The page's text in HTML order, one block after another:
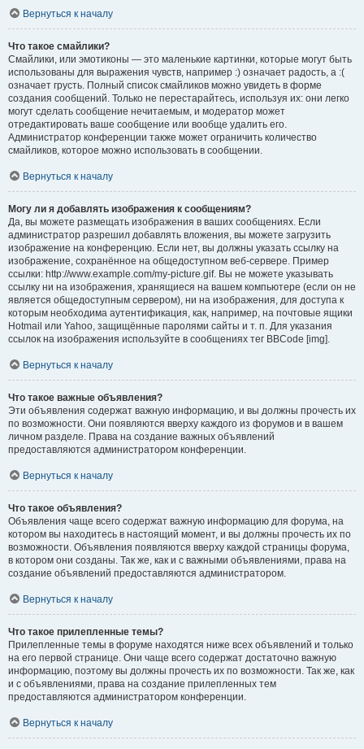
Вернуться к началу
Что такое смайлики?
Смайлики, или эмотиконы — это маленькие картинки, которые могут быть
использованы для выражения чувств, например :) означает радость, а :(
означает грусть. Полный список смайликов можно увидеть в форме
создания сообщений. Только не перестарайтесь, используя их: они легко
могут сделать сообщение нечитаемым, и модератор может
отредактировать ваше сообщение или вообще удалить его.
Администратор конференции также может ограничить количество
смайликов, которое можно использовать в сообщении.
Вернуться к началу
Могу ли я добавлять изображения к сообщениям?
Да, вы можете размещать изображения в ваших сообщениях. Если
администратор разрешил добавлять вложения, вы можете загрузить
изображение на конференцию. Если нет, вы должны указать ссылку на
изображение, сохранённое на общедоступном веб-сервере. Пример
ссылки: http://www.example.com/my-picture.gif. Вы не можете указывать
ссылку ни на изображения, хранящиеся на вашем компьютере (если он не
является общедоступным сервером), ни на изображения, для доступа к
которым необходима аутентификация, как, например, на почтовые ящики
Hotmail или Yahoo, защищённые паролями сайты и т. п. Для указания
ссылок на изображения используйте в сообщениях тег BBCode [img].
Вернуться к началу
Что такое важные объявления?
Эти объявления содержат важную информацию, и вы должны прочесть их
по возможности. Они появляются вверху каждого из форумов и в вашем
личном разделе. Права на создание важных объявлений
предоставляются администратором конференции.
Вернуться к началу
Что такое объявления?
Объявления чаще всего содержат важную информацию для форума, на
котором вы находитесь в настоящий момент, и вы должны прочесть их по
возможности. Объявления появляются вверху каждой страницы форума,
в котором они созданы. Так же, как и с важными объявлениями, права на
создание объявлений предоставляются администратором.
Вернуться к началу
Что такое прилепленные темы?
Прилепленные темы в форуме находятся ниже всех объявлений и только
на его первой странице. Они чаще всего содержат достаточно важную
информацию, поэтому вы должны прочесть их по возможности. Так же, как
и с объявлениями, права на создание прилепленных тем
предоставляются администратором конференции.
Вернуться к началу